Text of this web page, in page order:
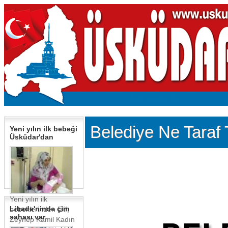
Yeni yılın ilk bebeği
Üsküdar'dan
Yeni yılın ilk
bebeklerinden Elif,
Zeynep Kamil Kadın
Libade'ninde çim
sahası var
Belediye Ne Taraf